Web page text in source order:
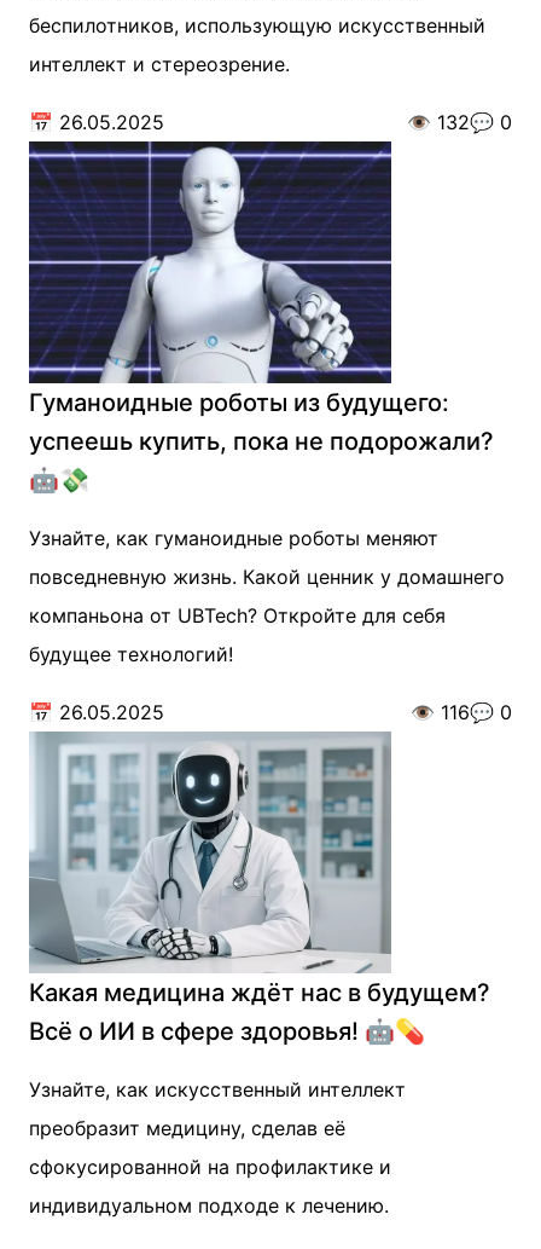
беспилотников, использующую искусственный
интеллект и стереозрение.
📅 26.05.2025 👁️ 132💬 0
Гуманоидные роботы из будущего:
успеешь купить, пока не подорожали?
🤖💸
Узнайте, как гуманоидные роботы меняют
повседневную жизнь. Какой ценник у домашнего
компаньона от UBTech? Откройте для себя
будущее технологий!
📅 26.05.2025 👁️ 116💬 0
Какая медицина ждёт нас в будущем?
Всё о ИИ в сфере здоровья! 🤖💊
Узнайте, как искусственный интеллект
преобразит медицину, сделав её
сфокусированной на профилактике и
индивидуальном подходе к лечению.